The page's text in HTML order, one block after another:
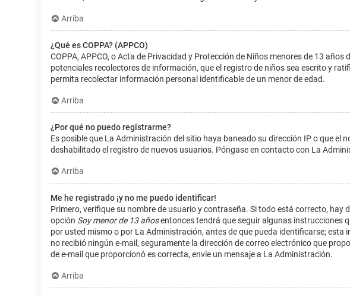
Arriba
¿Qué es COPPA? (APPCO)
COPPA, APPCO, o Acta de Privacidad y Protección de Niños menores de 13
potenciales recolectores de información, que el registro de niños sea escrito y
permita recolectar información personal identificable de un menor de edad.
Arriba
¿Por qué no puedo registrarme?
Es posible que La Administración del sitio haya baneado su dirección IP o que
deshabilitado el registro de nuevos usuarios. Póngase en contacto con La
Arriba
Me he registrado ¡y no me puedo identificar!
Primero, verifique su nombre de usuario y contraseña. Si todo está correcto,
opción Soy menor de 13 añosentonces tendrá que seguir algunas instrucciones
por usted mismo o por La Administración, antes de que pueda identificarse;
no recibió ningún e-mail, seguramente la dirección de correo electrónico que
de e-mail que proporcionó es correcta, envíe un mensaje a La Administración.
Arriba